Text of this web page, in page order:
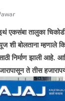
एकसंबा तालुका
बोलताना म्हणाले
निर्माण झाली
ते तीस